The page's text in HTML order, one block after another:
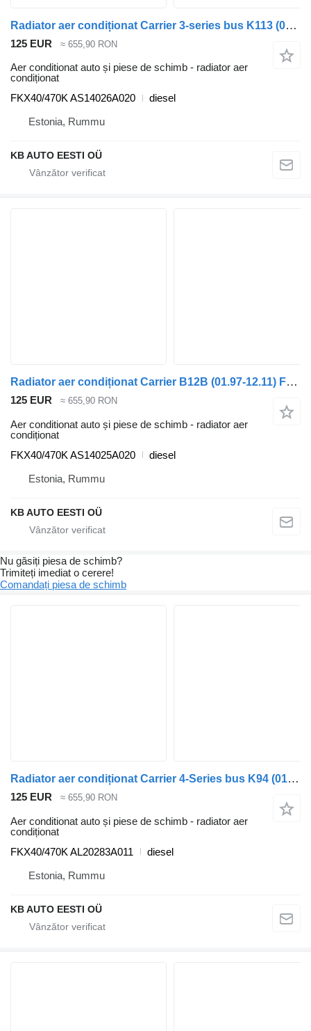
Radiator aer condiționat Carrier 3-series bus K113 (01.88-12.99) FKX40/470K pentru autobuz Scania 3-series bus (1988-1999)
125 EUR ≈ 655,90 RON
Aer conditionat auto și piese de schimb - radiator aer
condiționat
FKX40/470K AS14026A020
diesel
Estonia, Rummu
KB AUTO EESTI OÜ
Radiator aer condiționat Carrier B12B (01.97-12.11) FKX40/470K pentru autobuz Volvo B6, B7, B9, B10, B12 bus (1978-2011)
125 EUR ≈ 655,90 RON
Aer conditionat auto și piese de schimb - radiator aer
condiționat
FKX40/470K AS14025A020
diesel
Estonia, Rummu
KB AUTO EESTI OÜ
Nu găsiți piesa de schimb?
Trimiteți imediat o cerere!
Comandați piesa de schimb
Radiator aer condiționat Carrier 4-Series bus K94 (01.96-12.06) FKX40/470K pentru autobuz Scania 4-series bus (1995-2006)
125 EUR ≈ 655,90 RON
Aer conditionat auto și piese de schimb - radiator aer
condiționat
FKX40/470K AL20283A011
diesel
Estonia, Rummu
KB AUTO EESTI OÜ